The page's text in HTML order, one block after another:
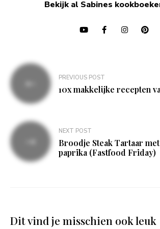
Bekijk al Sabines
Bericht
navigatie
PREVIOUS POST
10x makkelijke recepten
NEXT POST
Broodje Steak Tartaar
paprika (Fastfood Friday)
Dit vind je misschien ook leuk